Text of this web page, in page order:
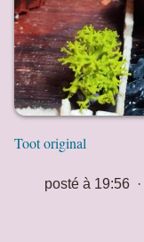
Toot original
posté à 19:56·